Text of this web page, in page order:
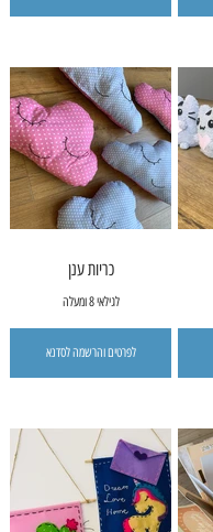
כריות ענן
לגילאי 8 ומעלה
לפרטים והרשמה לסדנא